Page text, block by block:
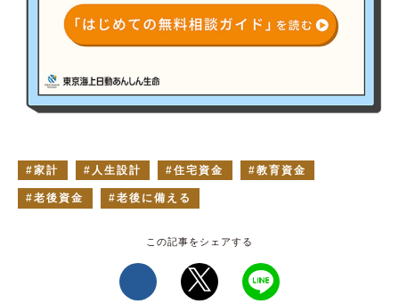
家計 人生設計 住宅資金 教育資金
老後資金 老後に備える